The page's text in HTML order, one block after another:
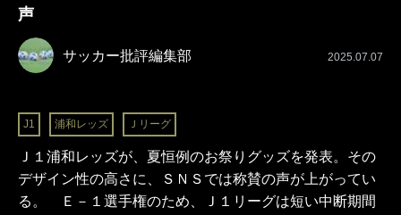
声
サッカー批評編集部 2025.07.07
J1 浦和レッズ Ｊリーグ
Ｊ１浦和レッズが、夏恒例のお祭りグッズを発表。その
デザイン性の高さに、ＳＮＳでは称賛の声が上がってい
る。 Ｅ－１選手権のため、Ｊ１リーグは短い中断期間